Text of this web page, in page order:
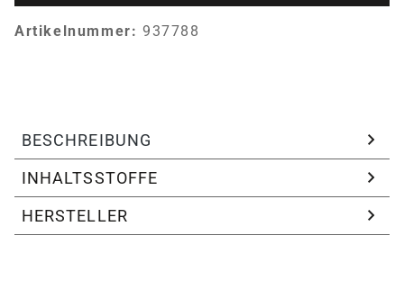
Artikelnummer: 937788
BESCHREIBUNG
INHALTSSTOFFE
HERSTELLER